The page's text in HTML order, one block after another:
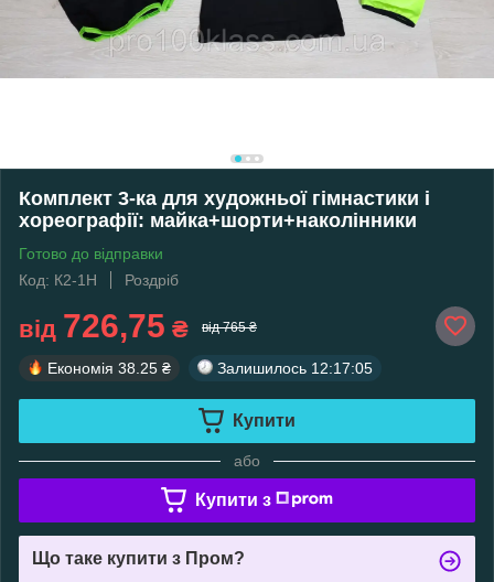
Комплект 3-ка для художньої гімнастики і
хореографії: майка+шорти+наколінники
Готово до відправки
Код: К2-1Н
Роздріб
від 726,75 ₴ від 765 ₴
Економія 38.25 ₴ Залишилось 12:17:05
Купити
або
Купити з
Що таке купити з Пром?